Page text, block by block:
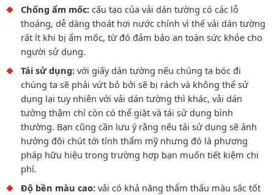
Chống ẩm mốc: cấu tạo của vải dán tường có các lỗ
thoáng, dễ dàng thoát hơi nước chính vì thế vải dán tường
rất ít khi bị ẩm mốc, từ đó đảm bảo an toàn sức khỏe cho
người sử dụng.
Tái sử dụng: với giấy dán tường nếu chúng ta bóc đi
chúng ta sẽ phải vứt bỏ bởi sẽ bị rách và không thể sử
dụng lại tuy nhiên với vải dán tường thì khác, vải dán
tường thậm chí còn có thể giặt và tái sử dụng bình
thường. Bạn cũng cần lưu ý rằng nếu tái sử dụng sẽ ảnh
hưởng đôi chút tới tính thẩm mỹ nhưng đó là phương
pháp hữu hiệu trong trường hợp bạn muốn tiết kiệm chi
phí.
Độ bền màu cao: vải có khả năng thẩm thấu màu sắc tốt